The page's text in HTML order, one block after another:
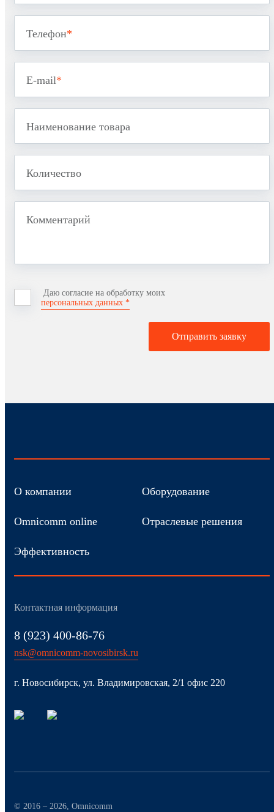
Телефон*
E-mail*
Наименование товара
Количество
Комментарий
Даю согласие на обработку моих
персональных данных *
Отправить заявку
О компании
Omnicomm online
Эффективность
Оборудование
Отраслевые решения
Контактная информация
8 (923) 400-86-76
nsk@omnicomm-novosibirsk.ru
г. Новосибирск, ул. Владимировская, 2/1 офис 220
© 2016 – 2026, Omnicomm